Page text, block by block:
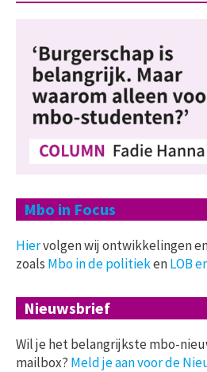
Mbo in Focus
Hiervolgen wij ontwikkelingen
zoals Mbo in de politiekenLOB
Nieuwsbrief
Wil je het belangrijkste mbo-
mailbox? Meld je aan voor de